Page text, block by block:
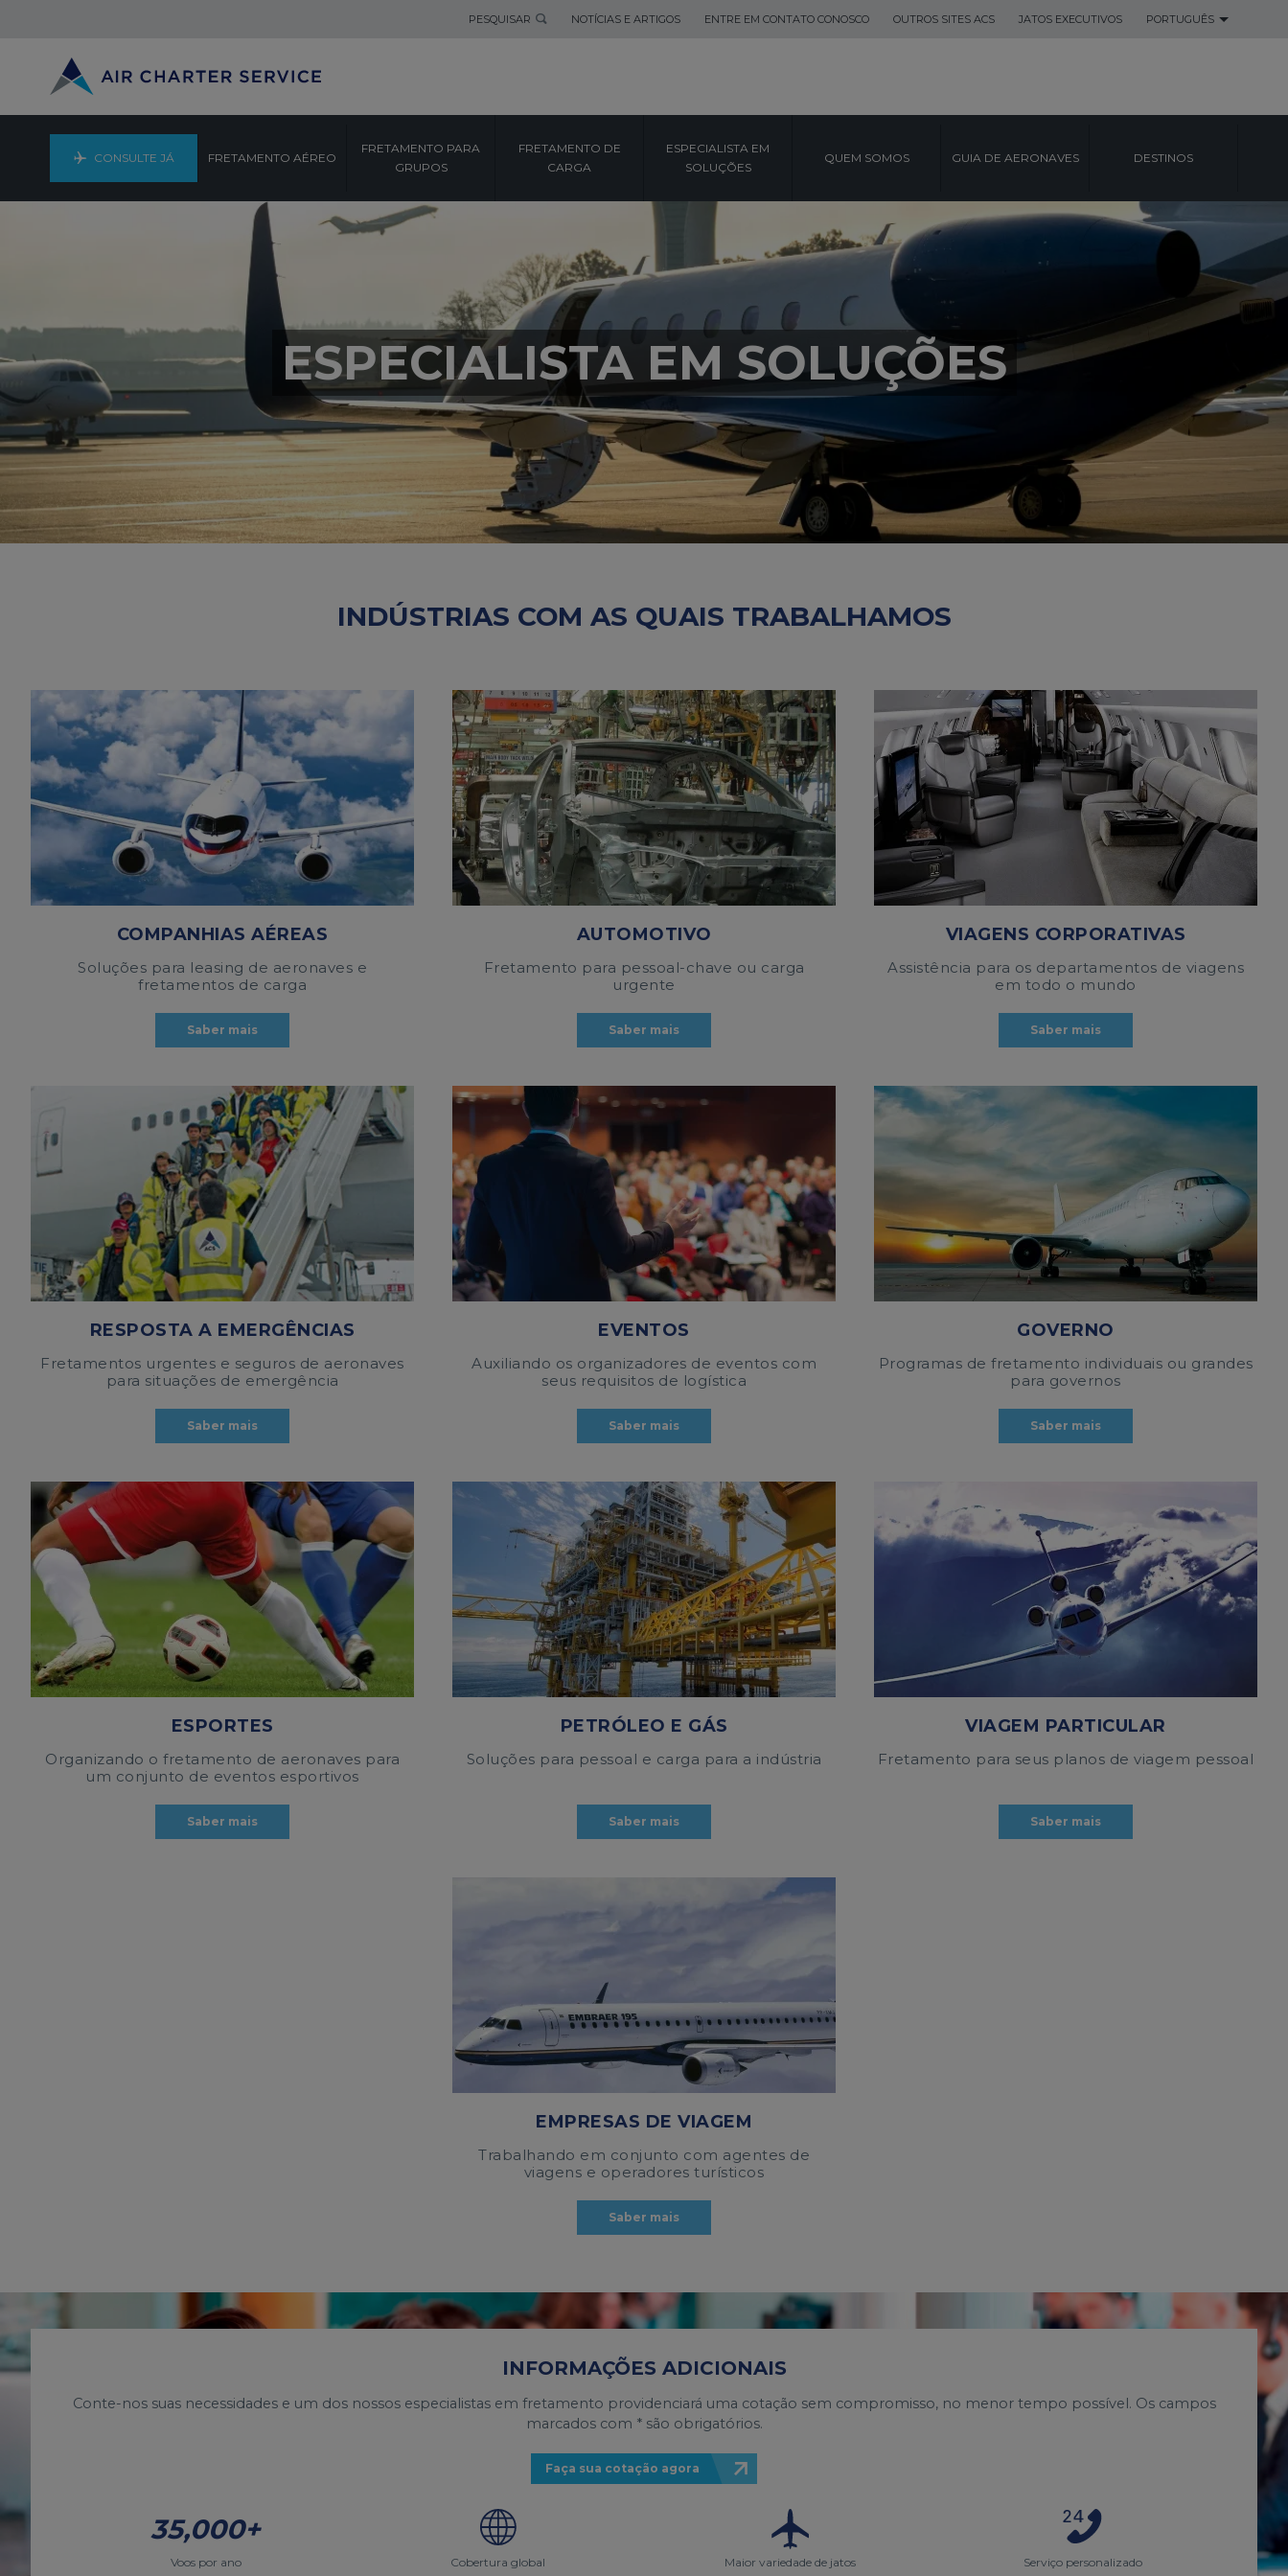
PESQUISAR NOTÍCIAS E ARTIGOS ENTRE EM CONTATO CONOSCO OUTROS SITES ACS JATOS EXECUTIVOS PORTUGUÊS
CONSULTE JÁ FRETAMENTO AÉREO
FRETAMENTO PARA
GRUPOS
FRETAMENTO DE
CARGA
ESPECIALISTA EM
SOLUÇÕES
QUEM SOMOS GUIA DE AERONAVES DESTINOS
ESPECIALISTA EM SOLUÇÕES
INDÚSTRIAS COM AS QUAIS TRABALHAMOS
COMPANHIAS AÉREAS
Soluções para leasing de aeronaves e
fretamentos de carga
Saber mais
AUTOMOTIVO
Fretamento para pessoal-chave ou carga
urgente
Saber mais
VIAGENS CORPORATIVAS
Assistência para os departamentos de viagens
em todo o mundo
Saber mais
RESPOSTA A EMERGÊNCIAS
Fretamentos urgentes e seguros de aeronaves
para situações de emergência
Saber mais
EVENTOS
Auxiliando os organizadores de eventos com
seus requisitos de logística
Saber mais
GOVERNO
Programas de fretamento individuais ou grandes
para governos
Saber mais
ESPORTES
Organizando o fretamento de aeronaves para
um conjunto de eventos esportivos
Saber mais
PETRÓLEO E GÁS
Soluções para pessoal e carga para a indústria
Saber mais
VIAGEM PARTICULAR
Fretamento para seus planos de viagem pessoal
Saber mais
EMPRESAS DE VIAGEM
Trabalhando em conjunto com agentes de
viagens e operadores turísticos
Saber mais
INFORMAÇÕES ADICIONAIS
Conte-nos suas necessidades e um dos nossos especialistas em fretamento providenciará uma cotação sem compromisso, no menor tempo possível. Os campos
marcados com * são obrigatórios.
Faça sua cotação agora
35,000+
Voos por ano Cobertura global Maior variedade de jatos Serviço personalizado